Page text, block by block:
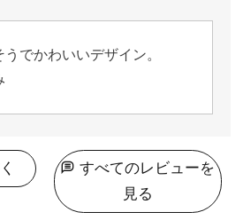
でかわいいデザイン。
すべてのレビューを
見る